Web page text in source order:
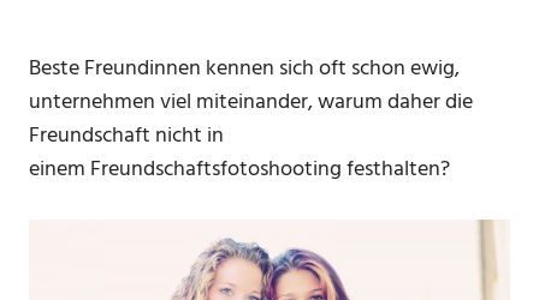
Beste Freundinnen kennen sich oft schon ewig,
unternehmen viel miteinander, warum daher die
Freundschaft nicht in
einem Freundschaftsfotoshooting festhalten?